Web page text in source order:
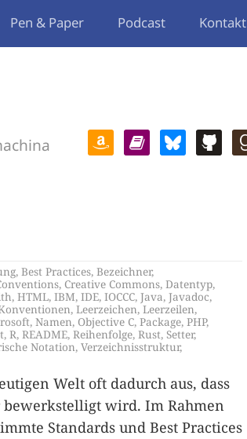
Pen & Paper Podcast Kontakt
, Best Practices, Bezeichner,
, Creative Commons, Datentyp,
, HTML, IBM, IDE, IOCCC, Java, Javadoc,
, Leerzeichen,Leerzeilen,
, Namen, Objective C, Package, PHP,
, R, README, Reihenfolge, Rust, Setter,
Notation, Verzeichnisstruktur,
Welt oft dadurch aus, dass
wird. Im Rahmen
Standards und Best Practices